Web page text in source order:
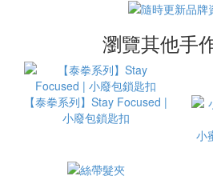
瀏覽其他手
【泰拳系列】Stay Focused |
小廢包鎖匙扣
小